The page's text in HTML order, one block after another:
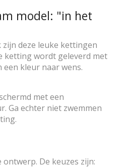
model: "in het
deze leuke kettingen
ketting wordt geleverd met
kleur naar wens.
met een
Ga echter niet zwemmen
De keuzes zijn: